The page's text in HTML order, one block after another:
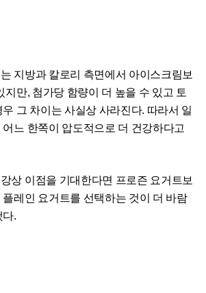
지방과 칼로리 측면에서 아이스크림보
지만, 첨가당 함량이 더 높을 수 있고 토
그 차이는 사실상 사라진다. 따라서 일
느 한쪽이 압도적으로 더 건강하다고
상 이점을 기대한다면 프로즌 요거트보
레인 요거트를 선택하는 것이 더 바람
다.